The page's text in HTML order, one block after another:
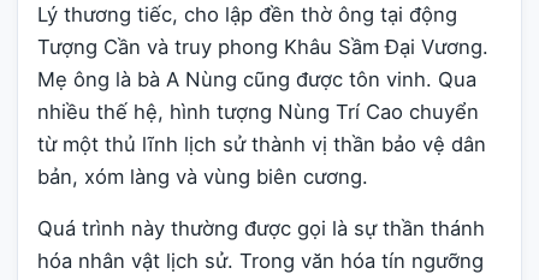
Lý thương tiếc, cho lập đền thờ ông tại động
Tượng Cần và truy phong Khâu Sầm Đại Vương.
Mẹ ông là bà A Nùng cũng được tôn vinh. Qua
nhiều thế hệ, hình tượng Nùng Trí Cao chuyển
từ một thủ lĩnh lịch sử thành vị thần bảo vệ dân
bản, xóm làng và vùng biên cương.
Quá trình này thường được gọi là sự thần thánh
hóa nhân vật lịch sử. Trong văn hóa tín ngưỡng